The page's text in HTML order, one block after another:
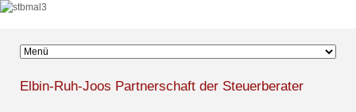
Zielseite
Elbin-Ruh-Joos Partnerschaft der Steuerberater